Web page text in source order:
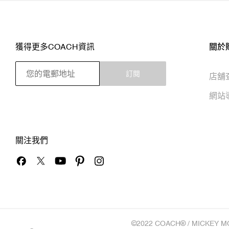
獲得更多COACH資訊
訂閱
關注我們
關於
店舖
網站
©2022 COACH® / MICKEY